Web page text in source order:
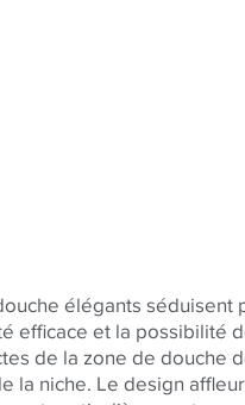
élégants séduisent
efficace et la possibilité
de la zone de douche
la niche. Le design